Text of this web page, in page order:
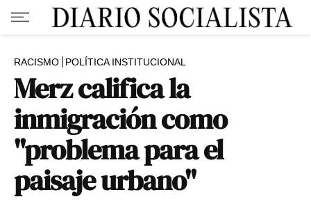
RACISMO POLÍTICA INSTITUCIONAL
Merz califica la
inmigración como
"problema para el
paisaje urbano"